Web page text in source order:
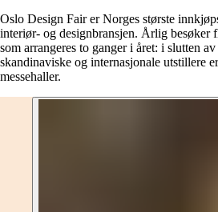
Oslo Design Fair er Norges største
interiør- og designbransjen. Årlig besøker
som arrangeres to ganger i året: i slutten
skandinaviske og internasjonale utstillere
messehaller.